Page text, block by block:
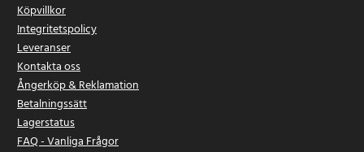
Köpvillkor
Integritetspolicy
Leveranser
Kontakta oss
Ångerköp & Reklamation
Betalningssätt
Lagerstatus
FAQ - Vanliga Frågor